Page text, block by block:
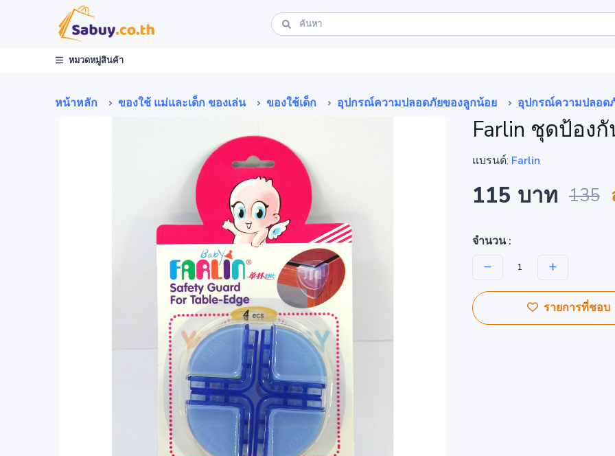
หมวดหมู่สินค้า
หน้าหลัก ของใช้ แม่และเด็ก ของเล่น ของใช้เด็ก อุปกรณ์ความปลอดภัยของลูกน้อย อุปกรณ์ความปลอด
Farlin ชุดป้อง
แบรนด์: Farlin
115 บาท 135
จำนวน :
รายการที่ชอบ